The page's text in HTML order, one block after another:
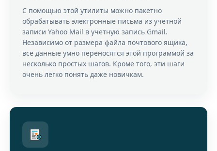
С помощью этой утилиты можно пакетно
обрабатывать электронные письма из учетной
записи Yahoo Mail в учетную запись Gmail.
Независимо от размера файла почтового ящика,
все данные умно переносятся этой программой за
несколько простых шагов. Кроме того, эти шаги
очень легко понять даже новичкам.